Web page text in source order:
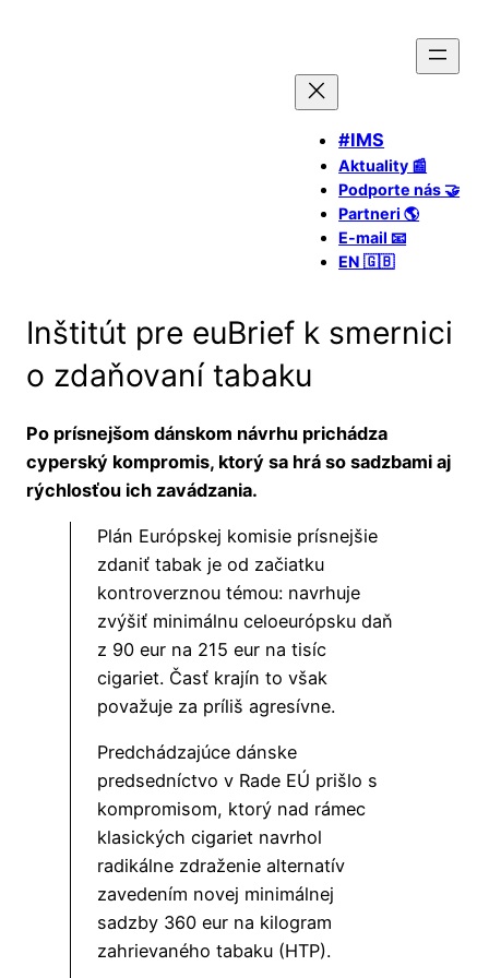
#IMS
Aktuality 📰
Podporte nás 🤝
Partneri 🌎
E-mail 📧
EN 🇬🇧
Inštitút pre euBrief k smernici
o zdaňovaní tabaku
Po prísnejšom dánskom návrhu prichádza
cyperský kompromis, ktorý sa hrá so sadzbami aj
rýchlosťou ich zavádzania.
Plán Európskej komisie prísnejšie
zdaniť tabak je od začiatku
kontroverznou témou: navrhuje
zvýšiť minimálnu celoeurópsku daň
z 90 eur na 215 eur na tisíc
cigariet. Časť krajín to však
považuje za príliš agresívne.
Predchádzajúce dánske
predsedníctvo v Rade EÚ prišlo s
kompromisom, ktorý nad rámec
klasických cigariet navrhol
radikálne zdraženie alternatív
zavedením novej minimálnej
sadzby 360 eur na kilogram
zahrievaného tabaku (HTP).